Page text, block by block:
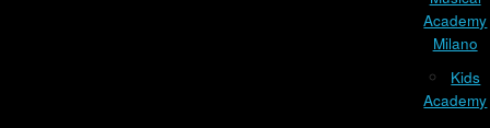
Academy
Milano
Kids
Academy